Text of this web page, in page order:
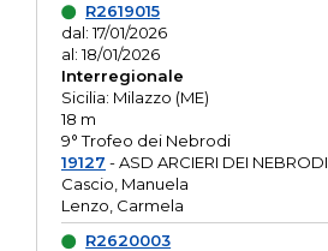
R2619015
dal: 17/01/2026
al: 18/01/2026
Interregionale
Sicilia: Milazzo (ME)
18 m
9° Trofeo dei Nebrodi
19127 - ASD ARCIERI DEI NEBRODI
Cascio, Manuela
Lenzo, Carmela
R2620003